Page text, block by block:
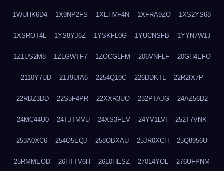
1WUHK6D4 1X9NP2FS 1XEHVF4N 1XFRA9ZO 1XS2YS68
1XSROT4L 1YS8YJ6Z 1YSKFL0G 1YUCNSFB 1YYN7W1J
1Z1US2M8 1ZLGWTF7 1ZOCGLFM 206VNFLF 20GH4EFO
2110Y7UD 21J9UIA6 2254Q10C 226DDKTL 22R2IX7P
22RDZ3DD 22S5F4PR 22XXR3UO 232PTAJG 24AZ56D2
24MC44U0 24TJTMVU 24XS3FEV 24YV1LVI 252T7VNK
253A0XC6 254O5EQJ 258OBXAU 25JR0XCH 25Q8956U
25RMMEOD 26HTTV6H 26L0HESZ 270L4YOL 276UFPNM